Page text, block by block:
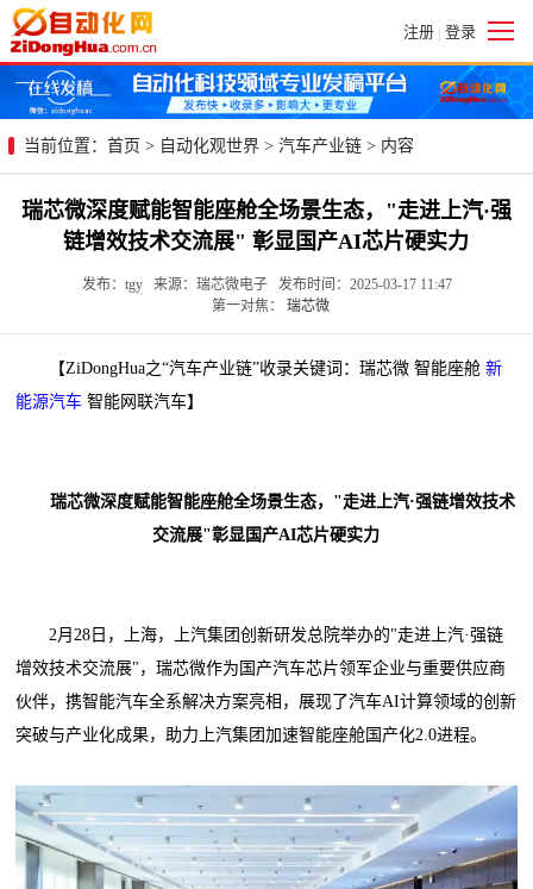
注册 | 登录
当前位置： 首页 > 自动化观世界 > 汽车产业链 > 内容
瑞芯微深度赋能智能座舱全场景生态，"走进上汽·强
链增效技术交流展" 彰显国产AI芯片硬实力
发布：tgy 来源：瑞芯微电子 发布时间：2025-03-17 11:47
第一对焦： 瑞芯微
【ZiDongHua之“汽车产业链”收录关键词：瑞芯微 智能座舱新
能源汽车 智能网联汽车】
瑞芯微深度赋能智能座舱全场景生态，"走进上汽·强链增效技术
交流展"彰显国产AI芯片硬实力
2月28日，上海，上汽集团创新研发总院举办的"走进上汽·强链
增效技术交流展"，瑞芯微作为国产汽车芯片领军企业与重要供应商
伙伴，携智能汽车全系解决方案亮相，展现了汽车AI计算领域的创新
突破与产业化成果，助力上汽集团加速智能座舱国产化2.0进程。